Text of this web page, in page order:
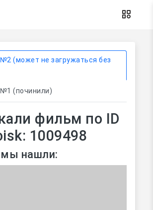
(может не загружаться без
(починили)
фильм по ID
1009498
мы нашли: